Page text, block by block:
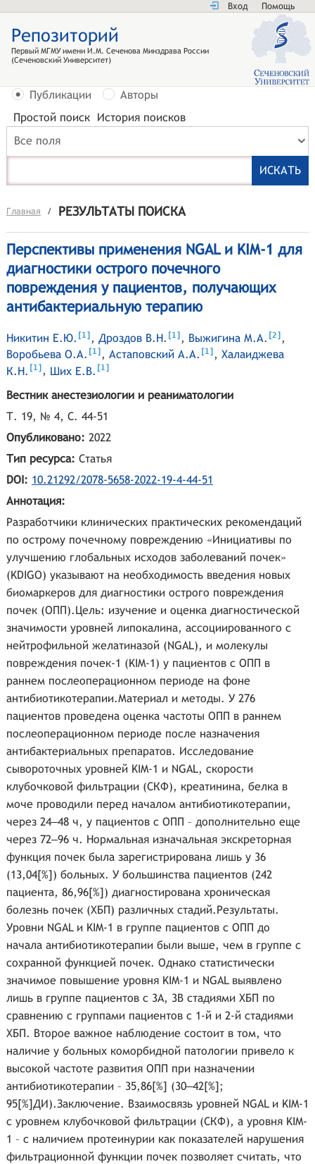
Вход Помощь
Репозиторий
Первый МГМУ имени И.М. Сеченова Минздрава России
(Сеченовский Университет)
Публикации
Авторы
Простой поиск История поисков
Все поля
Главная / РЕЗУЛЬТАТЫ ПОИСКА
Перспективы применения NGAL и KIM-1 для
диагностики острого почечного
повреждения у пациентов, получающих
антибактериальную терапию
Никитин Е.Ю. [1] , Дроздов В.Н. [1] , Выжигина М.А. [2] ,
Воробьева О.А. [1] , Астаповский А.А. [1] , Халаиджева
К.Н. [1] , Ших Е.В. [1]
Вестник анестезиологии и реаниматологии
Т. 19, № 4, С. 44-51
Опубликовано: 2022
Тип ресурса: Статья
DOI: 10.21292/2078-5658-2022-19-4-44-51
Аннотация:
Разработчики клинических практических рекомендаций
по острому почечному повреждению «Инициативы по
улучшению глобальных исходов заболеваний почек»
(KDIGO) указывают на необходимость введения новых
биомаркеров для диагностики острого повреждения
почек (ОПП).Цель: изучение и оценка диагностической
значимости уровней липокалина, ассоциированного с
нейтрофильной желатиназой (NGAL), и молекулы
повреждения почек-1 (KIM-1) у пациентов с ОПП в
раннем послеоперационном периоде на фоне
антибиотикотерапии.Материал и методы. У 276
пациентов проведена оценка частоты ОПП в раннем
послеоперационном периоде после назначения
антибактериальных препаратов. Исследование
сывороточных уровней KIM-1 и NGAL, скорости
клубочковой фильтрации (СКФ), креатинина, белка в
моче проводили перед началом антибиотикотерапии,
через 24‒48 ч, у пациентов с ОПП – дополнительно еще
через 72‒96 ч. Нормальная изначальная экскреторная
функция почек была зарегистрирована лишь у 36
(13,04[%]) больных. У большинства пациентов (242
пациента, 86,96[%]) диагностирована хроническая
болезнь почек (ХБП) различных стадий.Результаты.
Уровни NGAL и KIM-1 в группе пациентов с ОПП до
начала антибиотикотерапии были выше, чем в группе с
сохранной функцией почек. Однако статистически
значимое повышение уровня KIM-1 и NGAL выявлено
лишь в группе пациентов с 3A, 3B стадиями ХБП по
сравнению с группами пациентов с 1-й и 2-й стадиями
ХБП. Второе важное наблюдение состоит в том, что
наличие у больных коморбидной патологии привело к
высокой частоте развития ОПП при назначении
антибиотикотерапии – 35,86[%] (30‒42[%];
95[%]ДИ).Заключение. Взаимосвязь уровней NGAL и KIM-1
с уровнем клубочковой фильтрации (СКФ), а уровня KIM-
1 – c наличием протеинурии как показателей нарушения
фильтрационной функции почек позволяет считать, что